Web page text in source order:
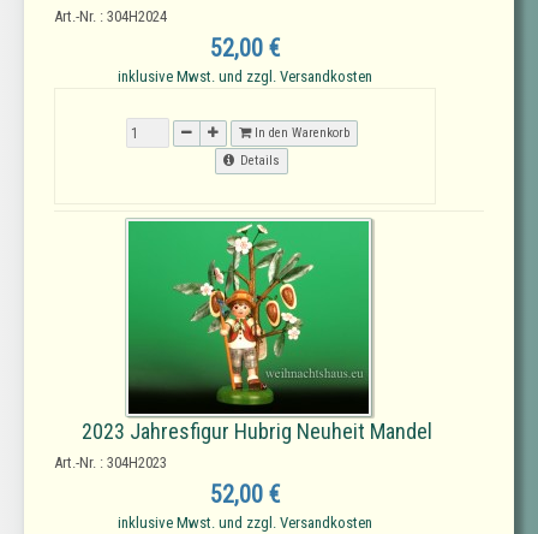
Art.-Nr. : 304H2024
52,00 €
inklusive Mwst. und zzgl. Versandkosten
In den Warenkorb
Details
2023 Jahresfigur Hubrig Neuheit Mandel
Art.-Nr. : 304H2023
52,00 €
inklusive Mwst. und zzgl. Versandkosten